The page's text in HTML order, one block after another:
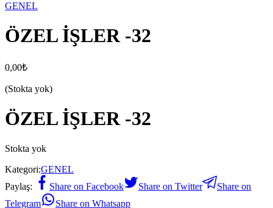
GENEL
ÖZEL İŞLER -32
0,00₺
(Stokta yok)
ÖZEL İŞLER -32
Stokta yok
Kategori:GENEL
Paylaş:
Share on Facebook Share on Twitter
Share on
Telegram
Share on Whatsapp